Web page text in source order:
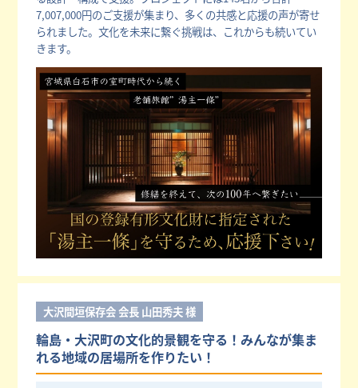
7,007,000円のご支援が集まり、多くの共感と応援の声が寄せ
られました。文化を未来に繋ぐ挑戦は、これからも続いてい
きます。
大沢間垣保存会 会長 山田秀夫 様
輪島・大沢町の文化的景観を守る！みんなが集ま
れる地域の居場所を作りたい！